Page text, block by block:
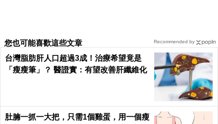
您也可能喜歡這些文章
台灣脂肪肝人口超過3成！治療希望竟是
「瘦瘦筆」？ 醫證實：有望改善肝纖維化
肚腩一抓一大把，只需1個雞蛋，用一個瘦
Recommended by